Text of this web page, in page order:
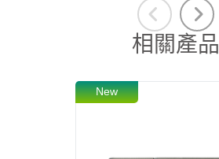
相關產品
New